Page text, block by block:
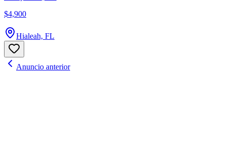
$4,900
Hialeah, FL
Anuncio anterior